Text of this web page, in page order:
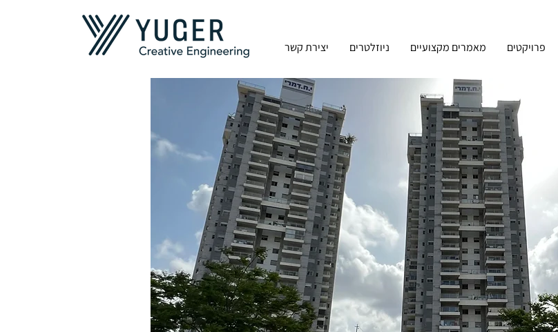
פרויקטים מאמרים מקצועיים ניוזלטרים יצירת קשר